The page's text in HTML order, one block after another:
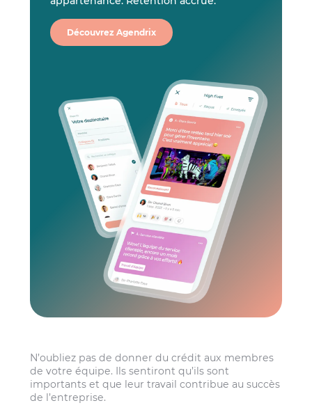
Découvrez Agendrix
N’oubliez pas de donner du crédit aux membres
de votre équipe. Ils sentiront qu’ils sont
importants et que leur travail contribue au succès
de l’entreprise.